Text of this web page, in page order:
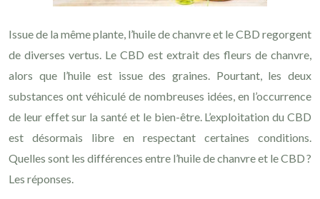
Issue de la même plante, l’huile de chanvre et le CBD regorgent
de diverses vertus. Le CBD est extrait des fleurs de chanvre,
alors que l’huile est issue des graines. Pourtant, les deux
substances ont véhiculé de nombreuses idées, en l’occurrence
de leur effet sur la santé et le bien-être. L’exploitation du CBD
est désormais libre en respectant certaines conditions.
Quelles sont les différences entre l’huile de chanvre et le CBD ?
Les réponses.